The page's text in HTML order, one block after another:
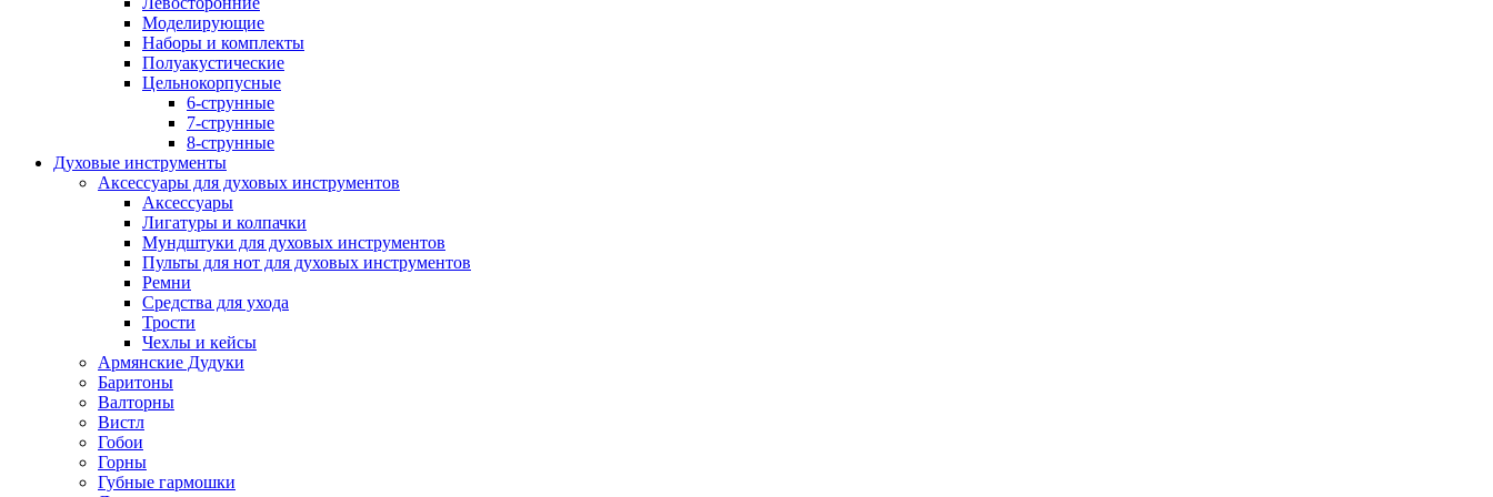
Моделирующие
Наборы и комплекты
Полуакустические
Цельнокорпусные
6-струнные
7-струнные
8-струнные
Духовые инструменты
Аксессуары для духовых инструментов
Аксессуары
Лигатуры и колпачки
Мундштуки для духовых инструментов
Пульты для нот для духовых инструментов
Ремни
Средства для ухода
Трости
Чехлы и кейсы
Армянские Дудуки
Баритоны
Валторны
Вистл
Гобои
Горны
Губные гармошки